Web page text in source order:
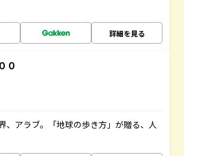
詳細を見る
０
、アラブ。「地球の歩き方」が贈る、人